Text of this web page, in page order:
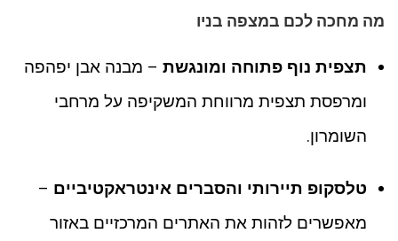
מה מחכה לכם במצפה בניו
תצפית נוף פתוחה ומונגשת – מבנה אבן יפהפה
ומרפסת תצפית מרווחת המשקיפה על מרחבי
השומרון.
טלסקופ תיירותי והסברים אינטראקטיביים –
מאפשרים לזהות את האתרים המרכזיים באזור